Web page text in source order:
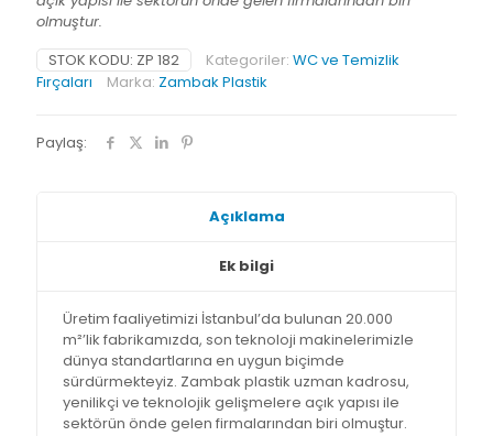
olmuştur.
STOK KODU: ZP 182 Kategoriler: WC ve Temizlik
Fırçaları
Marka: Zambak Plastik
Paylaş:
Açıklama
Ek bilgi
Üretim faaliyetimizi İstanbul’da bulunan 20.000
m²’lik fabrikamızda, son teknoloji makinelerimizle
dünya standartlarına en uygun biçimde
sürdürmekteyiz. Zambak plastik uzman kadrosu,
yenilikçi ve teknolojik gelişmelere açık yapısı ile
sektörün önde gelen firmalarından biri olmuştur.